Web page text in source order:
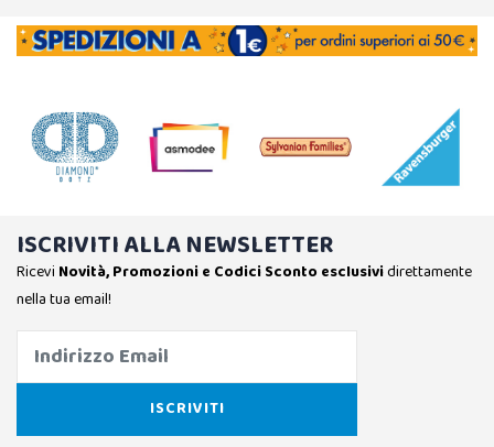
ISCRIVITI ALLA NEWSLETTER
Ricevi Novità, Promozioni e Codici Sconto esclusividirettamente
nella tua email!